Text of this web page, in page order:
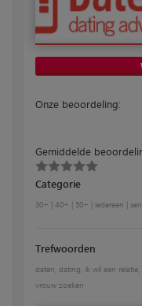
Onze beoordeling:
Gemiddelde
Categorie
30+ | 40+ | 50+ | iedereen |
Trefwoorden
daten dating ik wil een relatie
vrouw zoeken